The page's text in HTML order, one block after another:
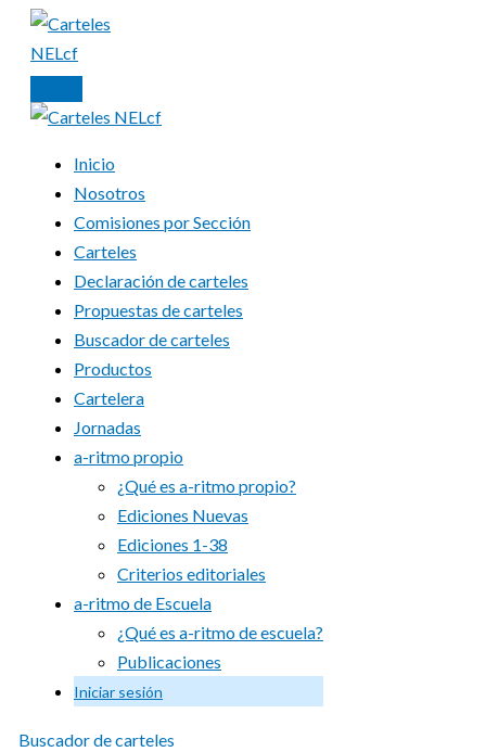
contenido
Inicio
Nosotros
Comisiones por Sección
Carteles
Declaración de carteles
Propuestas de carteles
Buscador de carteles
Productos
Cartelera
Jornadas
a-ritmo propio
¿Qué es a-ritmo propio?
Ediciones Nuevas
Ediciones 1-38
Criterios editoriales
a-ritmo de Escuela
¿Qué es a-ritmo de escuela?
Publicaciones
Iniciar sesión
Buscador de carteles